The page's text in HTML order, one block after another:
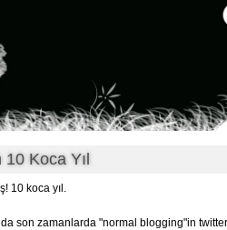
Koca Yıl
10 koca yıl.
son zamanlarda "normal blogging"in